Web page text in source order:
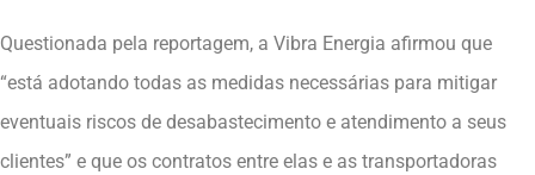
Questionada pela reportagem, a Vibra Energia afirmou que
“está adotando todas as medidas necessárias para mitigar
eventuais riscos de desabastecimento e atendimento a seus
clientes” e que os contratos entre elas e as transportadoras